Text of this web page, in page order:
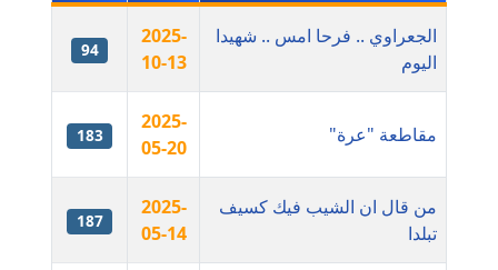
عاملة
عاملة
مدونة أسماء كاشف
عاملة
عاملة
الجعراوي .. فرحا امس .. شهيدا
اليوم
2025-
10-13
94
مقاطعة "عرة"
2025-
05-20
183
من قال ان الشيب فيك كسيف
تبلدا
2025-
05-14
187